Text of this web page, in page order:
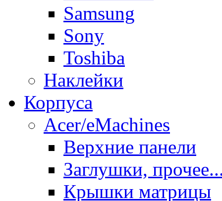
Samsung
Sony
Toshiba
Наклейки
Корпуса
Acer/eMachines
Верхние панели
Заглушки,
Крышки матрицы